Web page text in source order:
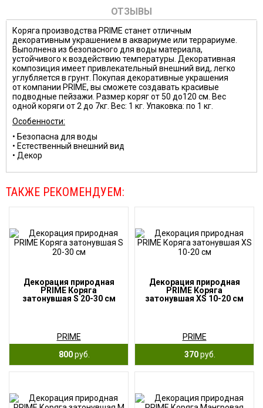
ОТЗЫВЫ
Коряга производства PRIME станет отличным
декоративным украшением в аквариуме или террариуме.
Выполнена из безопасного для воды материала,
устойчивого к воздействию температуры. Декоративная
композиция имеет привлекательный внешний вид, легко
углубляется в грунт. Покупая декоративные украшения
от компании PRIME, вы сможете создавать красивые
подводные пейзажи. Размер коряг от 50 до120 см. Вес
одной коряги от 2 до 7кг. Вес: 1 кг. Упаковка: по 1 кг.
Особенности:
• Безопасна для воды
• Естественный внешний вид
• Декор
ТАКЖЕ РЕКОМЕНДУЕМ:
Декорация природная
PRIME Коряга
затонувшая S 20-30 см
PRIME
800руб.
Декорация природная
PRIME Коряга
затонувшая XS 10-20 см
PRIME
370руб.